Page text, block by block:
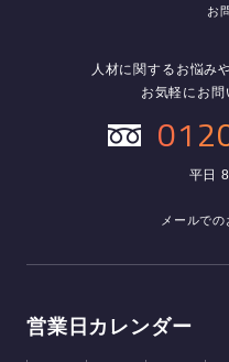
お
人材に関するお悩み
お気軽にお問
平日
メールで
営業日カレンダー